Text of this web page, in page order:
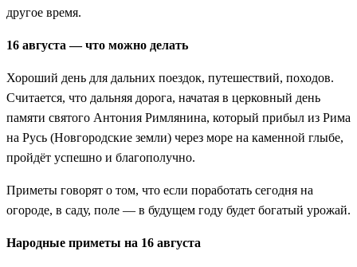
другое время.
16 августа — что можно делать
Хороший день для дальних поездок, путешествий, походов.
Считается, что дальняя дорога, начатая в церковный день
памяти святого Антония Римлянина, который прибыл из Рима
на Русь (Новгородские земли) через море на каменной глыбе,
пройдёт успешно и благополучно.
Приметы говорят о том, что если поработать сегодня на
огороде, в саду, поле — в будущем году будет богатый урожай.
Народные приметы на 16 августа